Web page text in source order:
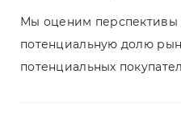
Мы оценим перспективы
потенциальную долю
потенциальных